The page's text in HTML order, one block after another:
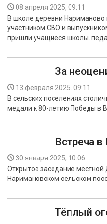
КУЛЬТУРА
БЕЗОПАСНОСТЬ
08 апреля 2025, 09:11
В школе деревни Нариманово
участником СВО и
пришли учащиеся школы,
За
13 февраля 2025, 09:11
В сельских поселениях
медали к 80-летию Победы в
Встреча
30 января 2025, 10:06
Открытое заседание местной
Наримановском сельском
Тёплый